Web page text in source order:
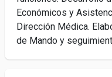
Económicos y
Dirección Médica.
de Mando y